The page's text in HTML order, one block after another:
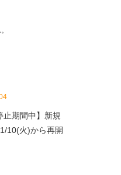
止期間中】新規
10(火)から再開